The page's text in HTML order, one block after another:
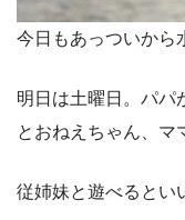
今日もあっついから
明日は土曜日。パパ
とおねえちゃん、マ
従姉妹と遊べるとい